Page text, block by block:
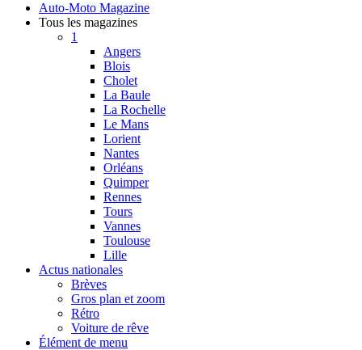
Auto-Moto Magazine
Tous les magazines
1
Angers
Blois
Cholet
La Baule
La Rochelle
Le Mans
Lorient
Nantes
Orléans
Quimper
Rennes
Tours
Vannes
Toulouse
Lille
Actus nationales
Brèves
Gros plan et zoom
Rétro
Voiture de rêve
Élément de menu